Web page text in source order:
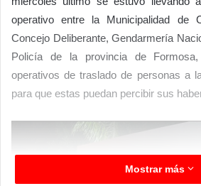
operativo entre la Municipalidad de
Concejo Deliberante, Gendarmería
Policía de la provincia de
operativos de traslado de personas a
para que estas puedan percibir sus
Mostrar más